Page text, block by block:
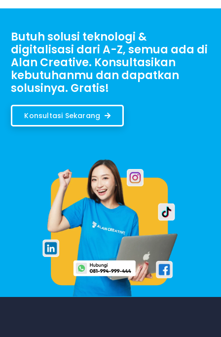
Butuh solusi teknologi &
digitalisasi dari A-Z, semua ada di
Alan Creative. Konsultasikan
kebutuhanmu dan dapatkan
solusinya. Gratis!
Konsultasi Sekarang